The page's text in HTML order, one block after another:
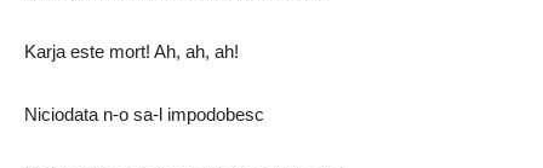
Karja este mort! Ah, ah, ah!
Niciodata n-o sa-l impodobesc